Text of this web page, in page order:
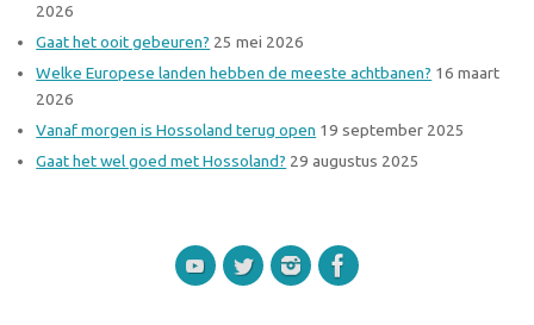
2026
Gaat het ooit gebeuren? 25 mei 2026
Welke Europese landen hebben de meeste achtbanen? 16 maart
2026
Vanaf morgen is Hossoland terug open 19 september 2025
Gaat het wel goed met Hossoland? 29 augustus 2025